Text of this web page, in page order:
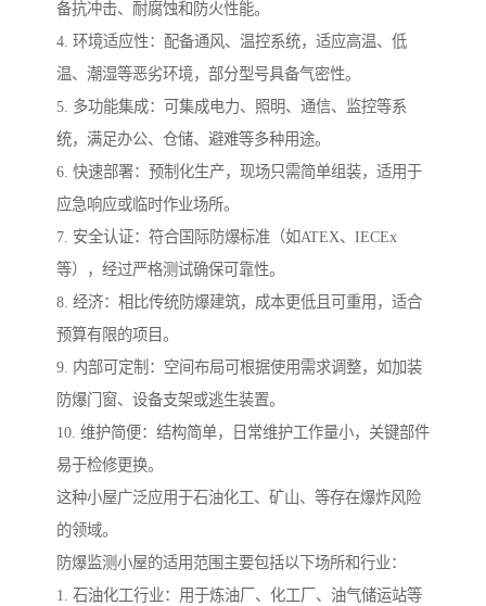
备抗冲击、耐腐蚀和防火性能。
4. 环境适应性：配备通风、温控系统，适应高温、低
温、潮湿等恶劣环境，部分型号具备气密性。
5. 多功能集成：可集成电力、照明、通信、监控等系
统，满足办公、仓储、避难等多种用途。
6. 快速部署：预制化生产，现场只需简单组装，适用于
应急响应或临时作业场所。
7. 安全认证：符合国际防爆标准（如ATEX、IECEx
等），经过严格测试确保可靠性。
8. 经济：相比传统防爆建筑，成本更低且可重用，适合
预算有限的项目。
9. 内部可定制：空间布局可根据使用需求调整，如加装
防爆门窗、设备支架或逃生装置。
10. 维护简便：结构简单，日常维护工作量小，关键部件
易于检修更换。
这种小屋广泛应用于石油化工、矿山、等存在爆炸风险
的领域。
防爆监测小屋的适用范围主要包括以下场所和行业：
1. 石油化工行业：用于炼油厂、化工厂、油气储运站等